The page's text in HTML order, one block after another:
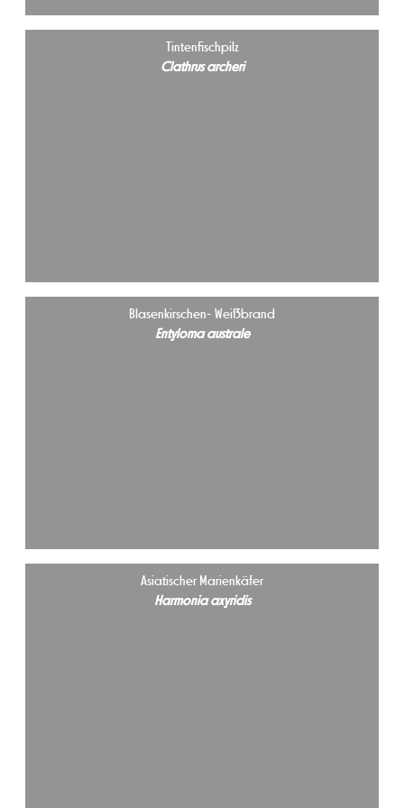
Tintenfischpilz
Clathrus archeri
Blasenkirschen- Weißbrand
Entyloma australe
Asiatischer Marienkäfer
Harmonia axyridis